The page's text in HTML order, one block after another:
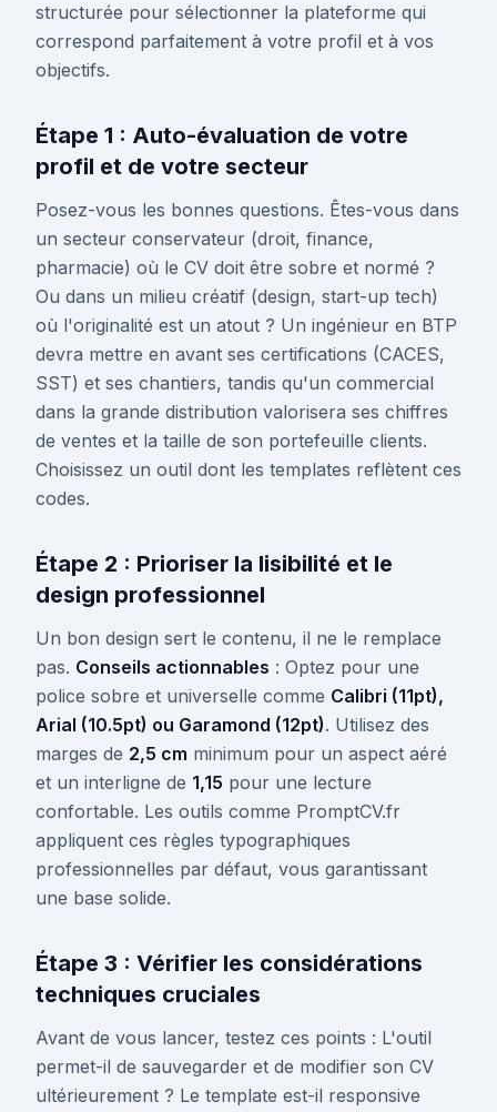
structurée pour sélectionner la plateforme qui
correspond parfaitement à votre profil et à vos
objectifs.
Étape 1 : Auto-évaluation de votre
profil et de votre secteur
Posez-vous les bonnes questions. Êtes-vous dans
un secteur conservateur (droit, finance,
pharmacie) où le CV doit être sobre et normé ?
Ou dans un milieu créatif (design, start-up tech)
où l'originalité est un atout ? Un ingénieur en BTP
devra mettre en avant ses certifications (CACES,
SST) et ses chantiers, tandis qu'un commercial
dans la grande distribution valorisera ses chiffres
de ventes et la taille de son portefeuille clients.
Choisissez un outil dont les templates reflètent ces
codes.
Étape 2 : Prioriser la lisibilité et le
design professionnel
Un bon design sert le contenu, il ne le remplace
pas. Conseils actionnables : Optez pour une
police sobre et universelle comme Calibri (11pt),
Arial (10.5pt) ou Garamond (12pt). Utilisez des
marges de 2,5 cm minimum pour un aspect aéré
et un interligne de 1,15 pour une lecture
confortable. Les outils comme PromptCV.fr
appliquent ces règles typographiques
professionnelles par défaut, vous garantissant
une base solide.
Étape 3 : Vérifier les considérations
techniques cruciales
Avant de vous lancer, testez ces points : L'outil
permet-il de sauvegarder et de modifier son CV
ultérieurement ? Le template est-il responsive